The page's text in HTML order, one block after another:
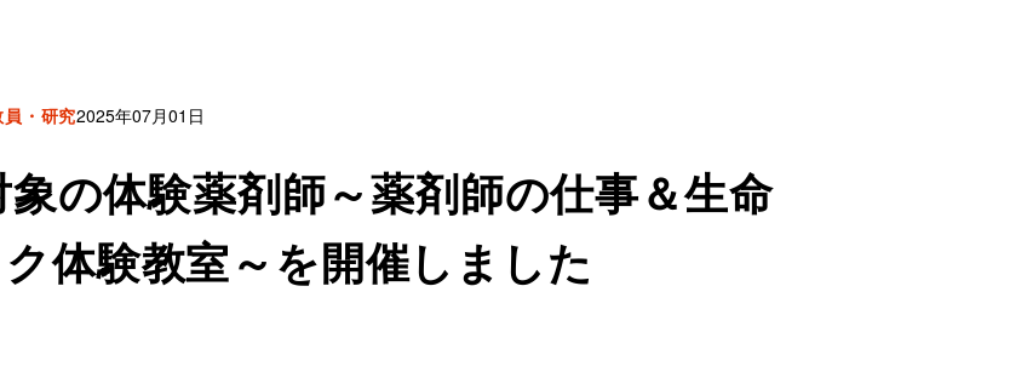
員・研究2025年07月01日
の体験薬剤師～薬剤師の仕事＆生命
体験教室～を開催しました